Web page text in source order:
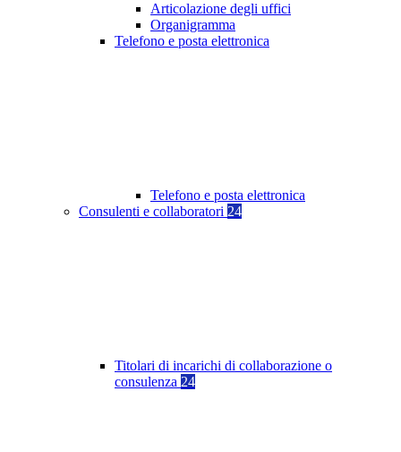
Articolazione degli uffici
Organigramma
Telefono e posta elettronica
Telefono e posta elettronica
Consulenti e collaboratori 24
Titolari di incarichi di collaborazione o
consulenza 24